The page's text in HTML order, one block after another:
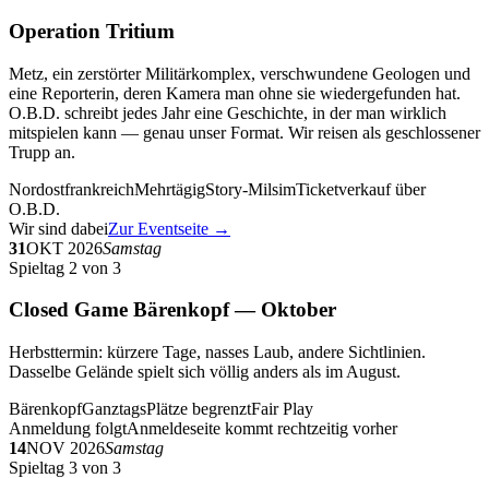
Operation Tritium
Metz, ein zerstörter Militärkomplex, verschwundene Geologen und
eine Reporterin, deren Kamera man ohne sie wiedergefunden hat.
O.B.D. schreibt jedes Jahr eine Geschichte, in der man wirklich
mitspielen kann — genau unser Format. Wir reisen als geschlossener
Trupp an.
NordostfrankreichMehrtägigStory-MilsimTicketverkauf über
O.B.D.
Wir sind dabeiZur Eventseite →
31OKT 2026Samstag
Spieltag 2 von 3
Closed Game Bärenkopf — Oktober
Herbsttermin: kürzere Tage, nasses Laub, andere Sichtlinien.
Dasselbe Gelände spielt sich völlig anders als im August.
BärenkopfGanztagsPlätze begrenztFair Play
Anmeldung folgtAnmeldeseite kommt rechtzeitig vorher
14NOV 2026Samstag
Spieltag 3 von 3